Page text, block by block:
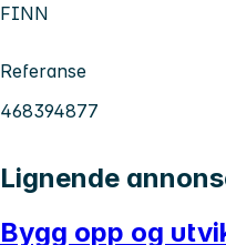
FINN
Referanse
468394877
Lignende
Bygg opp og